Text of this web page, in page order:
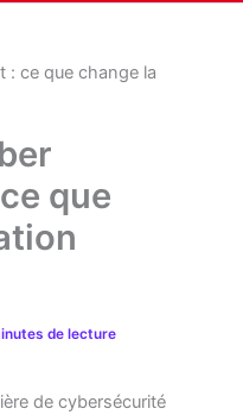
: ce que change la
que
de lecture
de cybersécurité